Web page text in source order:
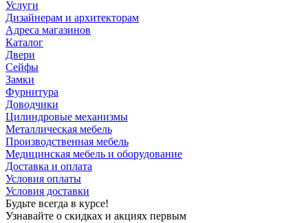
Услуги
Дизайнерам и архитекторам
Адреса магазинов
Каталог
Двери
Сейфы
Замки
Фурнитура
Доводчики
Цилиндровые механизмы
Металлическая мебель
Производственная мебель
Медицинская мебель и оборудование
Доставка и оплата
Условия оплаты
Условия доставки
Будьте всегда в курсе!
Узнавайте о скидках и акциях первым